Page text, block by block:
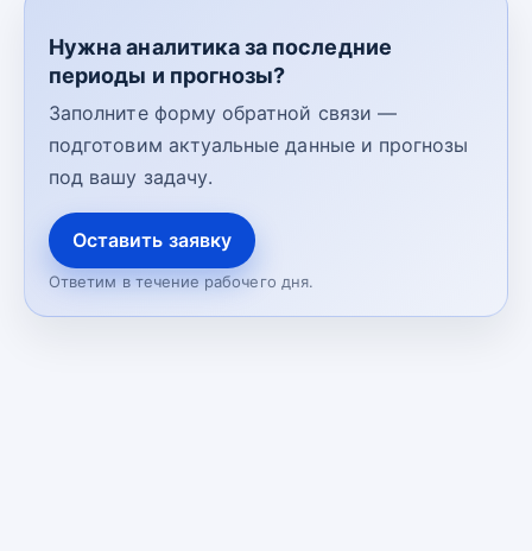
Нужна аналитика за последние
периоды и прогнозы?
Заполните форму обратной связи —
подготовим актуальные данные и прогнозы
под вашу задачу.
Оставить заявку
Ответим в течение рабочего дня.